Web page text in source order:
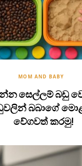
MOM AND BABY
සෙල්ලම් බඩු
බබාගේ
වේගවත් කරමු!